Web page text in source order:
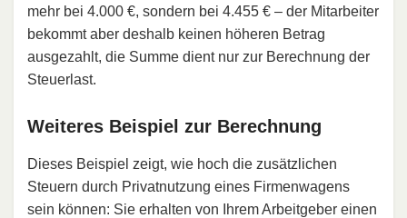
mehr bei 4.000 €, sondern bei 4.455 € – der Mitarbeiter
bekommt aber deshalb keinen höheren Betrag
ausgezahlt, die Summe dient nur zur Berechnung der
Steuerlast.
Weiteres Beispiel zur Berechnung
Dieses Beispiel zeigt, wie hoch die zusätzlichen
Steuern durch Privatnutzung eines Firmenwagens
sein können: Sie erhalten von Ihrem Arbeitgeber einen